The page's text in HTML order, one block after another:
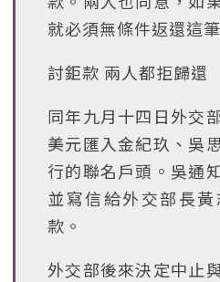
就必須無條件返還這
討鉅款 兩人都拒歸還
同年九月十四日外交
美元匯入金紀玖、吳
行的聯名戶頭。吳通
並寫信給外交部長
款。
外交部後來決定中止